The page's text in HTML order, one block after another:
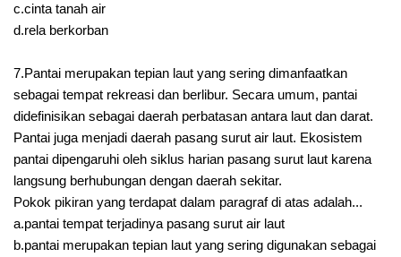
c.cinta tanah air
d.rela berkorban
7.Pantai merupakan tepian laut yang sering dimanfaatkan
sebagai tempat rekreasi dan berlibur. Secara umum, pantai
didefinisikan sebagai daerah perbatasan antara laut dan darat.
Pantai juga menjadi daerah pasang surut air laut. Ekosistem
pantai dipengaruhi oleh siklus harian pasang surut laut karena
langsung berhubungan dengan daerah sekitar.
Pokok pikiran yang terdapat dalam paragraf di atas adalah...
a.pantai tempat terjadinya pasang surut air laut
b.pantai merupakan tepian laut yang sering digunakan sebagai